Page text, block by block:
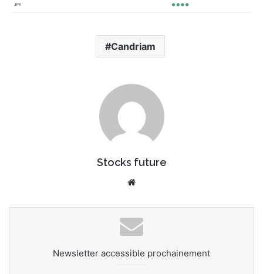
Candriam
Stocks future
Newsletter accessible prochainement